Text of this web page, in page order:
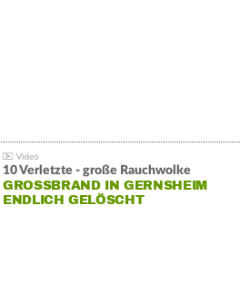
10 Verletzte - große Rauchwolke
GROSSBRAND IN GERNSHEIM E
NDLICH GELÖSCHT